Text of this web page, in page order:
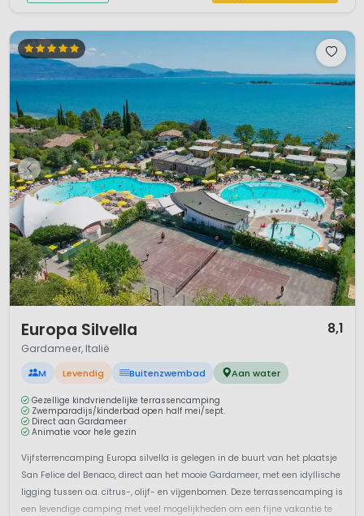
Europa Silvella 8,1
Gardameer, Italië
M Levendig Buitenzwembad Aan water
Gezellige kindvriendelijke terrassencamping
Zwemparadijs/kinderbad open half mei/sept.
Direct aan Gardameer
Animatie voor hele gezin
Vijfsterrencamping Europa silvella is gelegen in de buurt van het plaatsje
San Felice del Benaco, direct aan het mooie Gardameer, met een idyllische
ligging tussen o.a. citrus-, olijf- en vijgenbomen. Deze terrassencamping is
een levendige camping met veel mogelijkheden om een fijne vakantie te